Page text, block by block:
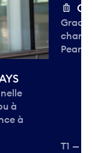
à
à
T1 —